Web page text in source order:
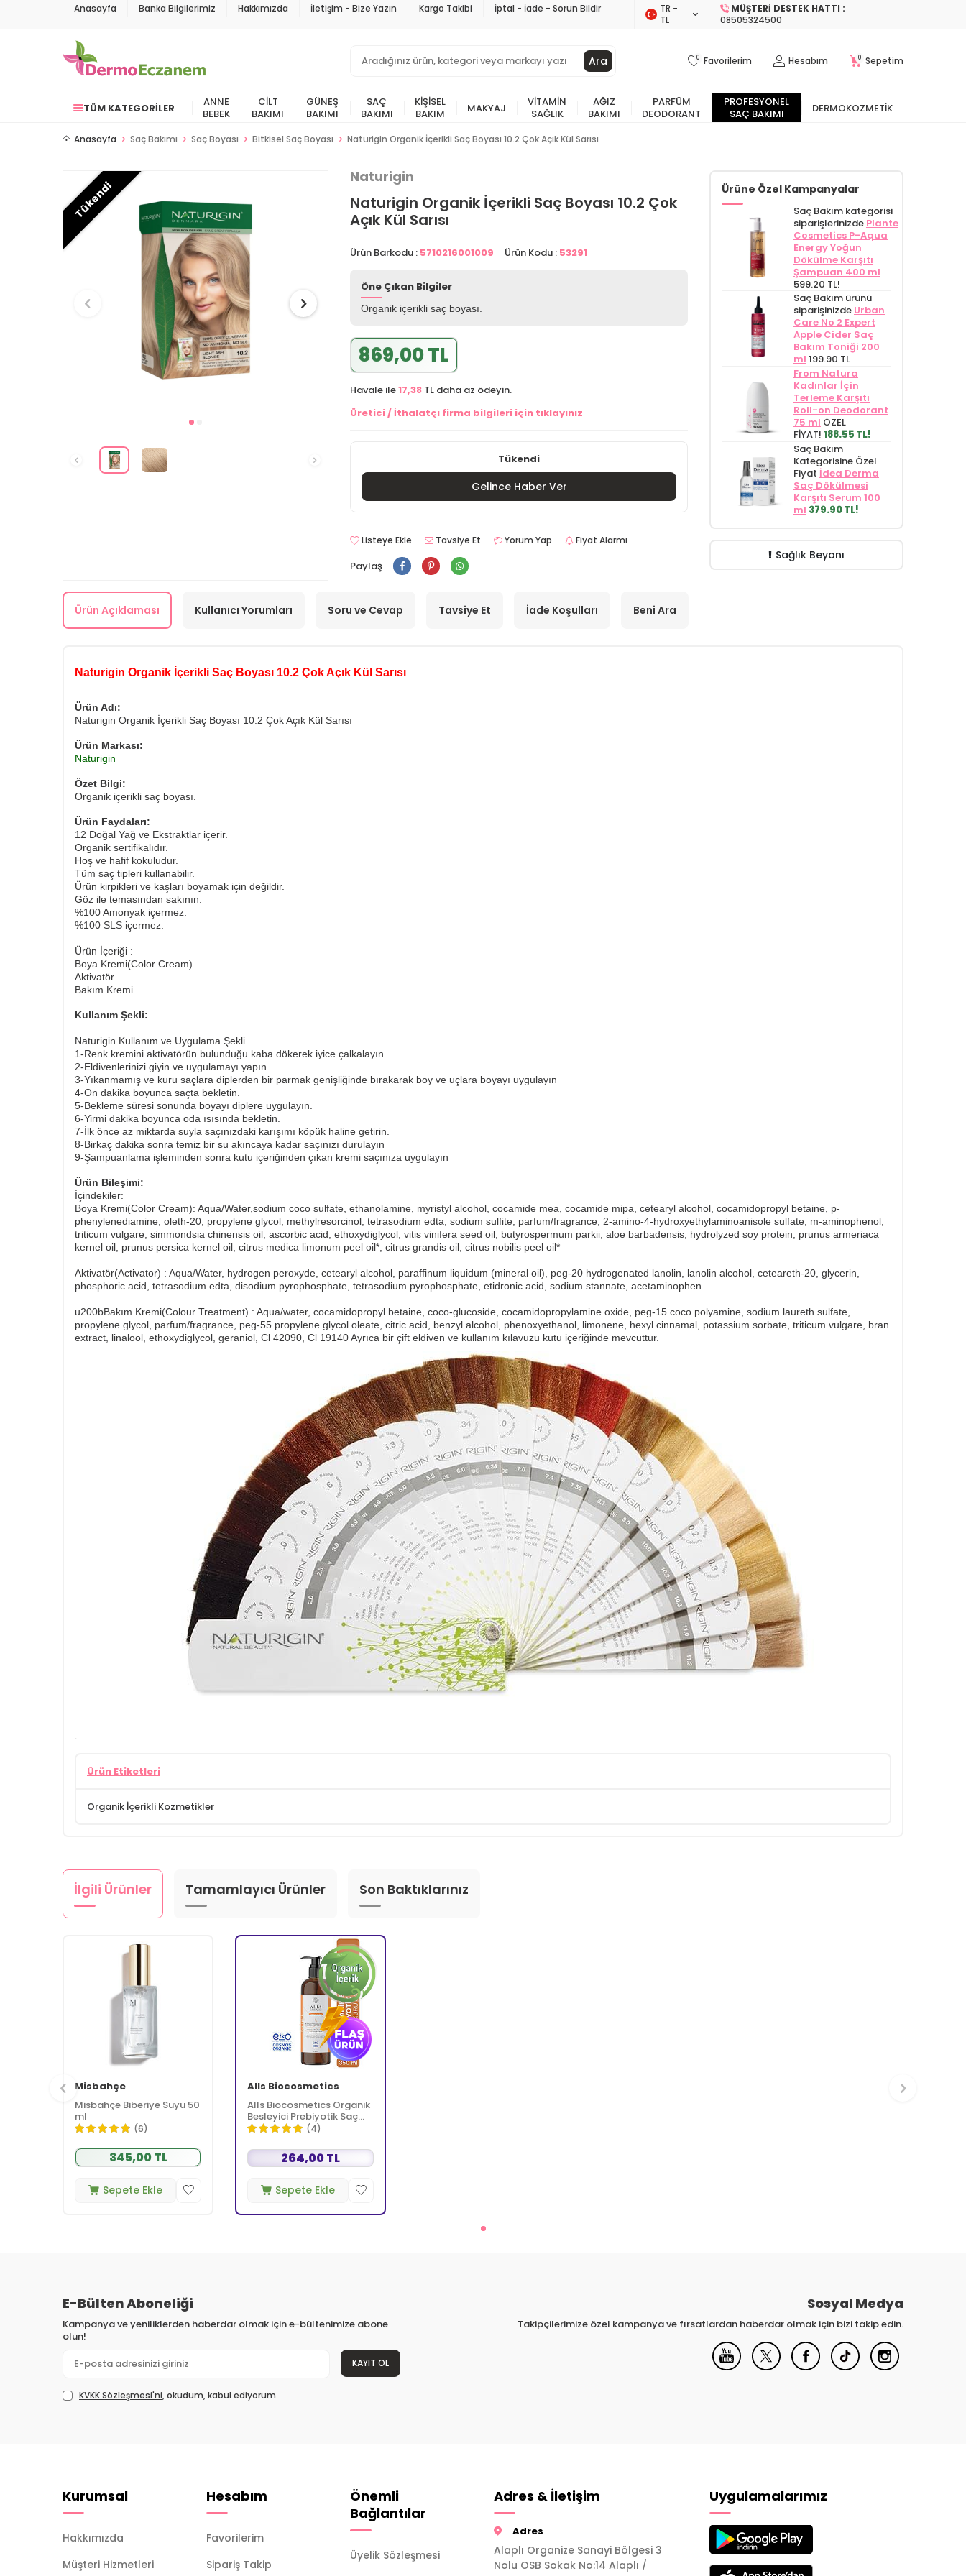
Anasayfa Banka Bilgilerimiz Hakkımızda İletişim - Bize Yazın Kargo Takibi İptal - İade - Sorun Bildir
TR −
TL
MÜŞTERI DESTEK HATTI :
08505324500
Ara 0 Favorilerim Hesabım 0 Sepetim
TÜM KATEGORILER
ANNE
BEBEK
CILT
BAKIMI
GÜNEŞ
BAKIMI
SAÇ
BAKIMI
KIŞISEL
BAKIM
MAKYAJ
VITAMIN
SAĞLIK
AĞIZ
BAKIMI
PARFÜM
DEODORANT
PROFESYONEL
SAÇ BAKIMI
DERMOKOZMETIK
Anasayfa Saç Bakımı Saç Boyası Bitkisel Saç Boyası Naturigin Organik İçerikli Saç Boyası 10.2 Çok Açık Kül Sarısı
Tükendi
Naturigin
Naturigin Organik İçerikli Saç Boyası 10.2 Çok
Açık Kül Sarısı
Ürün Barkodu : 5710216001009 Ürün Kodu : 53291
Öne Çıkan Bilgiler
Organik içerikli saç boyası.
869,00 TL
Havale ile17,38 TL daha az ödeyin.
Üretici / İthalatçı firma bilgileri için tıklayınız
Tükendi
Gelince Haber Ver
Listeye Ekle Tavsiye Et Yorum Yap Fiyat Alarmı
Paylaş
Ürüne Özel Kampanyalar
Saç Bakım kategorisi
siparişlerinizde Plante
Cosmetics P-Aqua
Energy Yoğun
Dökülme Karşıtı
Şampuan 400 ml
599.20 TL!
Saç Bakım ürünü
siparişinizde Urban
Care No 2 Expert
Apple Cider Saç
Bakım Toniği 200
ml 199.90 TL
From Natura
Kadınlar İçin
Terleme Karşıtı
Roll-on Deodorant
75 ml ÖZEL
FİYAT! 188.55 TL!
Saç Bakım
Kategorisine Özel
Fiyat İdea Derma
Saç Dökülmesi
Karşıtı Serum 100
ml 379.90 TL!
Sağlık Beyanı
Ürün Açıklaması Kullanıcı Yorumları Soru ve Cevap Tavsiye Et İade Koşulları Beni Ara
Naturigin Organik İçerikli Saç Boyası 10.2 Çok Açık Kül Sarısı
Ürün Adı:
Naturigin Organik İçerikli Saç Boyası 10.2 Çok Açık Kül Sarısı
Ürün Markası:
Naturigin
Özet Bilgi:
Organik içerikli saç boyası.
Ürün Faydaları:
12 Doğal Yağ ve Ekstraktlar içerir.
Organik sertifikalıdır.
Hoş ve hafif kokuludur.
Tüm saç tipleri kullanabilir.
Ürün kirpikleri ve kaşları boyamak için değildir.
Göz ile temasından sakının.
%100 Amonyak içermez.
%100 SLS içermez.
Ürün İçeriği :
Boya Kremi(Color Cream)
Aktivatör
Bakım Kremi
Kullanım Şekli:
Naturigin Kullanım ve Uygulama Şekli
1-Renk kremini aktivatörün bulunduğu kaba dökerek iyice çalkalayın
2-Eldivenlerinizi giyin ve uygulamayı yapın.
3-Yıkanmamış ve kuru saçlara diplerden bir parmak genişliğinde bırakarak boy ve uçlara boyayı uygulayın
4-On dakika boyunca saçta bekletin.
5-Bekleme süresi sonunda boyayı diplere uygulayın.
6-Yirmi dakika boyunca oda ısısında bekletin.
7-İlk önce az miktarda suyla saçınızdaki karışımı köpük haline getirin.
8-Birkaç dakika sonra temiz bir su akıncaya kadar saçınızı durulayın
9-Şampuanlama işleminden sonra kutu içeriğinden çıkan kremi saçınıza uygulayın
Ürün Bileşimi:
İçindekiler:
Boya Kremi(Color Cream): Aqua/Water,sodium coco sulfate, ethanolamine, myristyl alcohol, cocamide mea, cocamide mipa, cetearyl alcohol, cocamidopropyl betaine, p-
phenylenediamine, oleth-20, propylene glycol, methylresorcinol, tetrasodium edta, sodium sulfite, parfum/fragrance, 2-amino-4-hydroxyethylaminoanisole sulfate, m-aminophenol,
triticum vulgare, simmondsia chinensis oil, ascorbic acid, ethoxydiglycol, vitis vinifera seed oil, butyrospermum parkii, aloe barbadensis, hydrolyzed soy protein, prunus armeriaca
kernel oil, prunus persica kernel oil, citrus medica limonum peel oil*, citrus grandis oil, citrus nobilis peel oil*
Aktivatör(Activator) : Aqua/Water, hydrogen peroxyde, cetearyl alcohol, paraffinum liquidum (mineral oil), peg-20 hydrogenated lanolin, lanolin alcohol, ceteareth-20, glycerin,
phosphoric acid, tetrasodium edta, disodium pyrophosphate, tetrasodium pyrophosphate, etidronic acid, sodium stannate, acetaminophen
u200bBakım Kremi(Colour Treatment) : Aqua/water, cocamidopropyl betaine, coco-glucoside, cocamidopropylamine oxide, peg-15 coco polyamine, sodium laureth sulfate,
propylene glycol, parfum/fragrance, peg-55 propylene glycol oleate, citric acid, benzyl alcohol, phenoxyethanol, limonene, hexyl cinnamal, potassium sorbate, triticum vulgare, bran
extract, linalool, ethoxydiglycol, geraniol, Cl 42090, Cl 19140 Ayrıca bir çift eldiven ve kullanım kılavuzu kutu içeriğinde mevcuttur.
.
Ürün Etiketleri
Organik İçerikli Kozmetikler
İlgili Ürünler Tamamlayıcı Ürünler Son Baktıklarınız
Misbahçe
Misbahçe Biberiye Suyu 50
ml
(6)
345,00 TL
Sepete Ekle
Alls Biocosmetics
Alls Biocosmetics Organik
Besleyici Prebiyotik Saç
Kremi 350 ml(4)
264,00 TL
Sepete Ekle
E-Bülten Aboneliği
Kampanya ve yeniliklerden haberdar olmak için e-bültenimize abone
olun!
KAYIT OL
KVKK Sözleşmesi'ni, okudum, kabul ediyorum.
Sosyal Medya
Takipçilerimize özel kampanya ve fırsatlardan haberdar olmak için bizi takip edin.
Kurumsal
Hakkımızda
Müşteri Hizmetleri
Hesabım
Favorilerim
Sipariş Takip
Önemli
Bağlantılar
Üyelik Sözleşmesi
Adres & İletişim
Adres
Alaplı Organize Sanayi Bölgesi 3
Nolu OSB Sokak No:14 Alaplı /
Uygulamalarımız